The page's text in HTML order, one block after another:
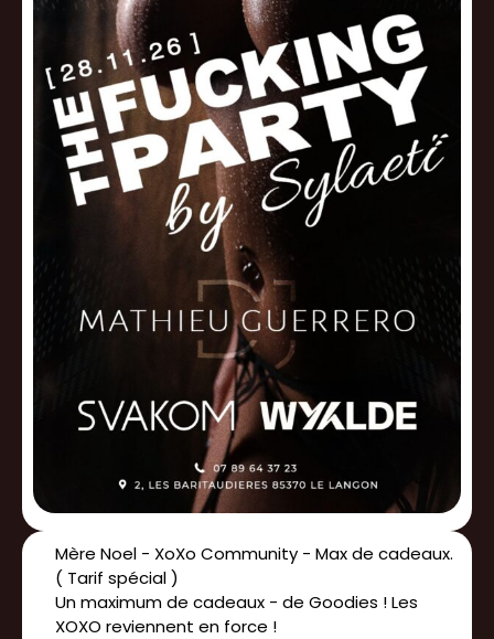
Mère Noel - XoXo Community - Max de cadeaux.
( Tarif spécial )
Un maximum de cadeaux - de Goodies ! Les
XOXO reviennent en force !